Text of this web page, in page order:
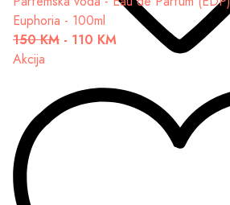
Euphoria - 100ml
150 KM - 110 KM
Akcija